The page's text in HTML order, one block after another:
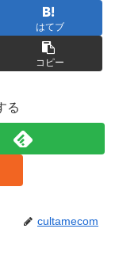
はてブ
コピー
る
cultamecom